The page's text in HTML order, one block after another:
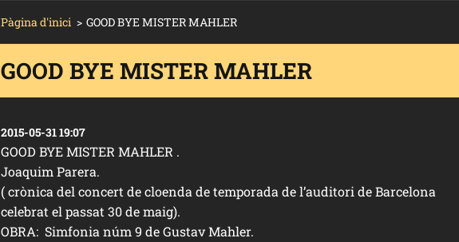
Pàgina d'inici > GOOD BYE MISTER MAHLER
GOOD BYE MISTER MAHLER
2015-05-31 19:07
GOOD BYE MISTER MAHLER .
Joaquim Parera.
( crònica del concert de cloenda de temporada de l’auditori de Barcelona
celebrat el passat 30 de maig).
OBRA: Simfonia núm 9 de Gustav Mahler.